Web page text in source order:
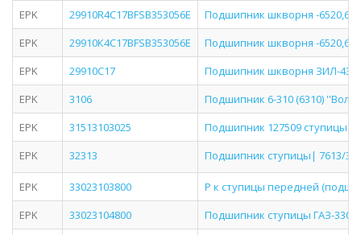
EPK
29910R4C17BFSB353056E
Подшипник шкворня -
EPK
29910К4С17BFSB353056E
Подшипник шкворня -
EPK
29910С17
Подшипник шкворня ЗИЛ-
EPK
3106
Подшипник 6-310 (6310)
EPK
31513103025
Подшипник 127509 ступицы
EPK
32313 Подшипник ступицы| 7613/
EPK 33023103800
Р к ступицы передней (подш
EPK
33023104800
Подшипник ступицы ГАЗ-